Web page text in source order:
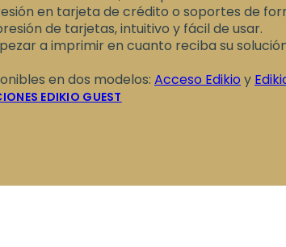
en tarjeta de crédito o soportes de
de tarjetas, intuitivo y fácil de usar.
a imprimir en cuanto reciba su
en dos modelos: Acceso Edikio y
EDIKIO GUEST